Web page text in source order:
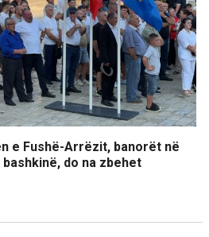
e Fushë-Arrëzit, banorët në
do na zbehet